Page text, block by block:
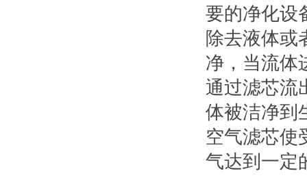
要的净化设
除去液体或
净，当流体
通过滤芯
体被洁净
空气滤芯使
气达到一定